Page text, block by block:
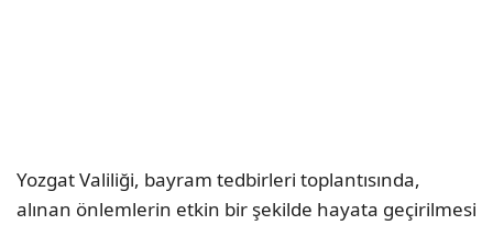
Yozgat Valiliği, bayram tedbirleri toplantısında,
alınan önlemlerin etkin bir şekilde hayata geçirilmesi